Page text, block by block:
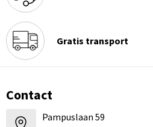
Gratis transport
Contact
Pampuslaan 59